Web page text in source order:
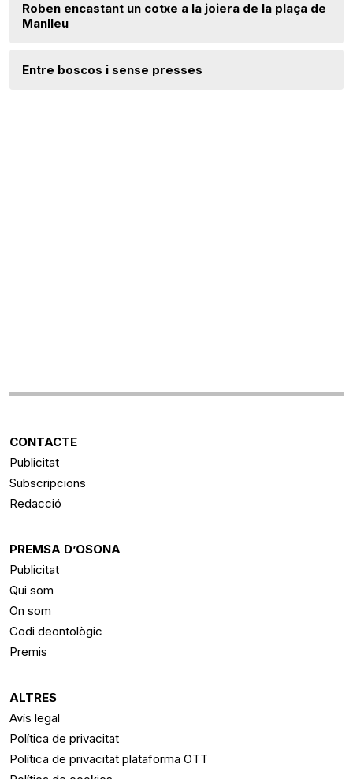
Roben encastant un cotxe a la joiera de la plaça de
Manlleu
Entre boscos i sense presses
CONTACTE
Publicitat
Subscripcions
Redacció
PREMSA D’OSONA
Publicitat
Qui som
On som
Codi deontològic
Premis
ALTRES
Avís legal
Política de privacitat
Política de privacitat plataforma OTT